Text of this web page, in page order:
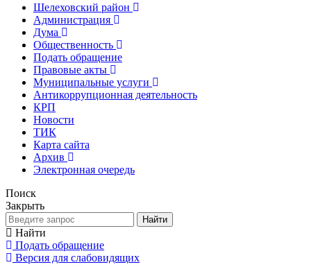
Шелеховский район
Администрация
Дума
Общественность
Подать обращение
Правовые акты
Муниципальные услуги
Антикоррупционная деятельность
КРП
Новости
ТИК
Карта сайта
Архив
Электронная очередь
Поиск
Закрыть
Найти
Найти
Подать обращение
Версия для слабовидящих